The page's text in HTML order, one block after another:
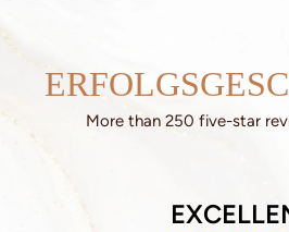
More than 250 five-star